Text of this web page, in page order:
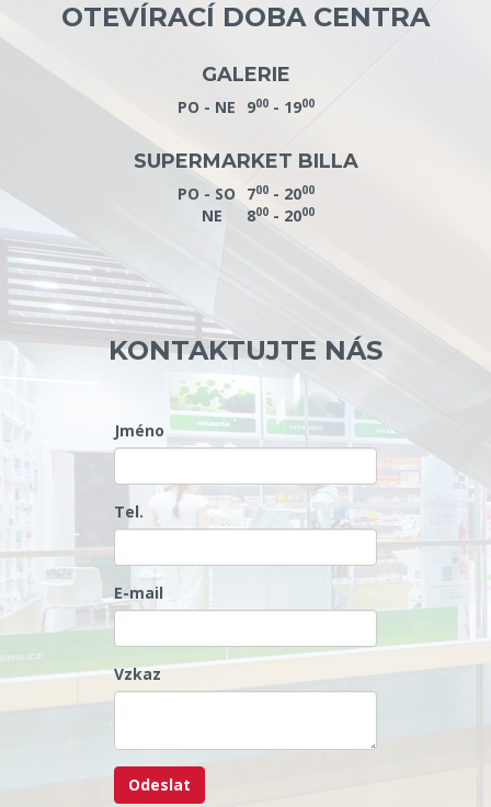
OTEVÍRACÍ DOBA CENTRA
GALERIE
PO - NE 900- 1900
SUPERMARKET BILLA
PO - SO 700- 2000
NE 800- 2000
KONTAKTUJTE NÁS
Jméno
Tel.
E-mail
Vzkaz